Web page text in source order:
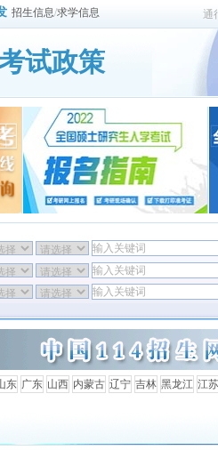
招生信息/求学信息 通
试政策
东 广东 山西 内蒙古 辽宁 吉林 黑龙江 江苏